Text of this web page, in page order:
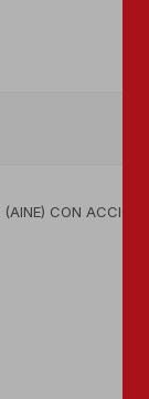
(AINE) CON